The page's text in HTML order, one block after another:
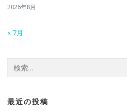
2026年8月
« 7月
最近の投稿